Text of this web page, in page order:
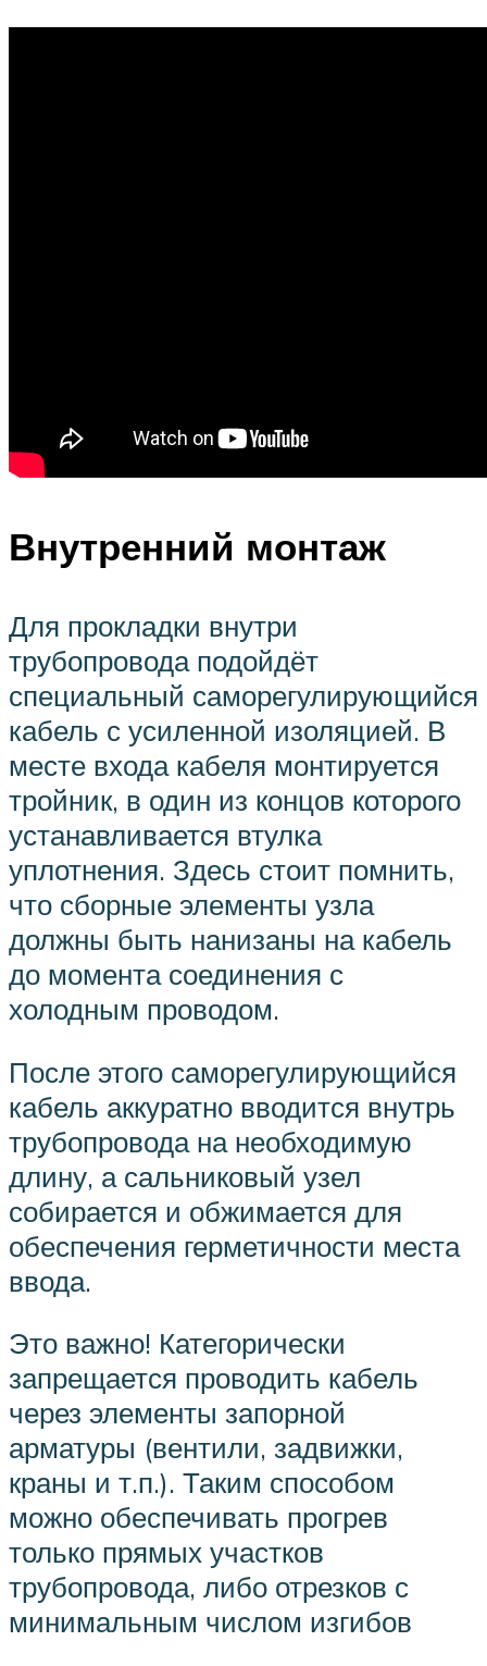
Внутренний монтаж
Для прокладки внутри
трубопровода подойдёт
специальный саморегулирующийся
кабель с усиленной изоляцией. В
месте входа кабеля монтируется
тройник, в один из концов которого
устанавливается втулка
уплотнения. Здесь стоит помнить,
что сборные элементы узла
должны быть нанизаны на кабель
до момента соединения с
холодным проводом.
После этого саморегулирующийся
кабель аккуратно вводится внутрь
трубопровода на необходимую
длину, а сальниковый узел
собирается и обжимается для
обеспечения герметичности места
ввода.
Это важно! Категорически
запрещается проводить кабель
через элементы запорной
арматуры (вентили, задвижки,
краны и т.п.). Таким способом
можно обеспечивать прогрев
только прямых участков
трубопровода, либо отрезков с
минимальным числом изгибов